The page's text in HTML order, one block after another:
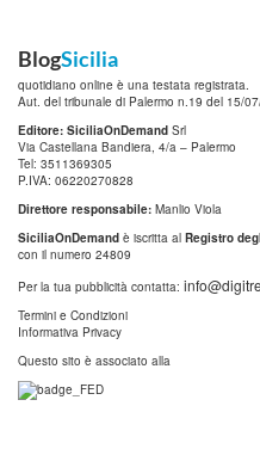
BlogSicilia
quotidiano online è una testata registrata.
Aut. del tribunale di Palermo n.19 del 15/
Editore: SiciliaOnDemand Srl
Via Castellana Bandiera, 4/a – Palermo
Tel: 3511369305
P.IVA: 06220270828
Direttore responsabile: Manlio Viola
SiciliaOnDemand è iscritta al Registro
con il numero 24809
Per la tua pubblicità contatta:
Termini e Condizioni
Informativa Privacy
Questo sito è associato alla